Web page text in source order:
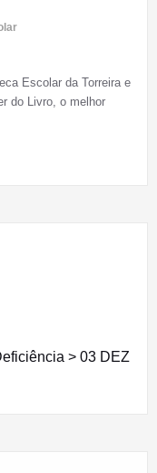
Escolar da Torreira e
do Livro, o melhor
> 03 DEZ